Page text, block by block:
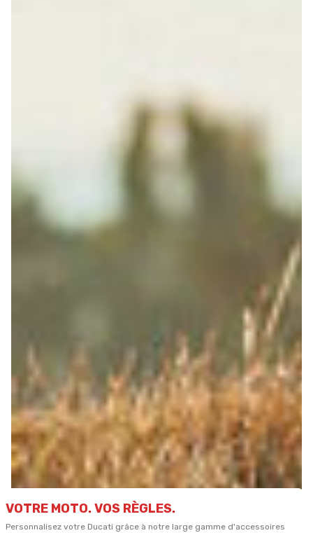
VOTRE MOTO. VOS RÈGLES.
Personnalisez votre Ducati grâce à notre large gamme d'accessoires